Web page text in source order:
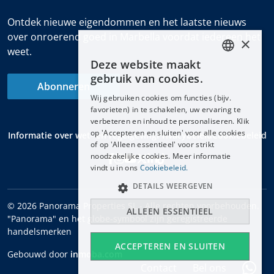
Ontdek nieuwe eigendommen en het laatste nieuws
over onroerend goed in Marbella voordat iedereen het
weet.
Abonneren
Informatie over wet- en regelgevingPrivacybeleidCookiebeleid
© 2026 Panorama Properties SL - Alle rechten voorbehouden.
"Panorama" en het globe-symbool zijn geregistreerde
handelsmerken
Gebouwd door inmoba.com
DEUTSCH
FRANÇAIS
×
Deze website maakt
gebruik van cookies.
Wij gebruiken cookies om functies (bijv.
favorieten) in te schakelen, uw ervaring te
verbeteren en inhoud te personaliseren. Klik
op 'Accepteren en sluiten' voor alle cookies
of op 'Alleen essentieel' voor strikt
noodzakelijke cookies. Meer informatie
vindt u in ons Cookiebeleid.
ACCEPTEREN EN SLUITEN
ALLEEN ESSENTIEEL
DETAILS WEERGEVEN